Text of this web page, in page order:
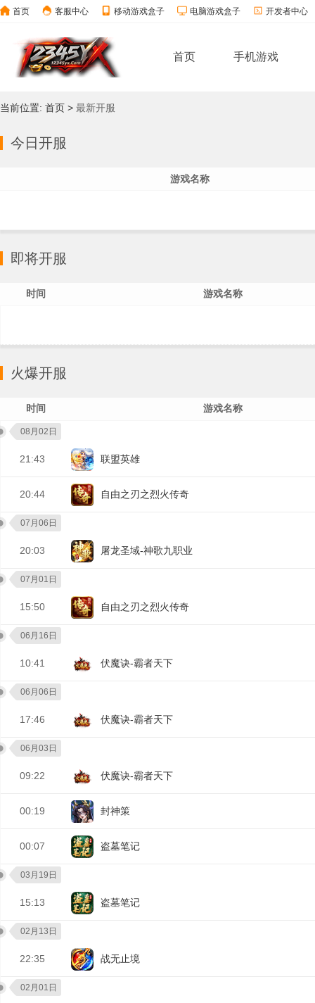
首页 客服中心 移动游戏盒子 电脑游戏盒子 开发者中心
首页 手机游戏
当前位置: 首页 > 最新开服
今日开服
游戏名称
即将开服
时间 游戏名称
火爆开服
时间 游戏名称
08月02日
21:43 联盟英雄
20:44 自由之刃之烈火传奇
07月06日
20:03 屠龙圣域-神歌九职业
07月01日
15:50 自由之刃之烈火传奇
06月16日
10:41 伏魔诀-霸者天下
06月06日
17:46 伏魔诀-霸者天下
06月03日
09:22 伏魔诀-霸者天下
00:19 封神策
00:07 盗墓笔记
03月19日
15:13 盗墓笔记
02月13日
22:35 战无止境
02月01日